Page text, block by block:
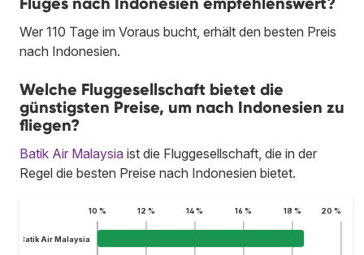
Wer 110 Tage im Voraus bucht, erhält den besten Preis
nach Indonesien.
Welche Fluggesellschaft bietet die
günstigsten Preise, um nach Indonesien zu
fliegen?
Batik Air Malaysia ist die Fluggesellschaft, die in der
Regel die besten Preise nach Indonesien bietet.
10 % 12 % 14 % 16 % 18 % 20 %
Batik Air Malaysia